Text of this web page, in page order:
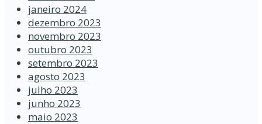
janeiro 2024
dezembro 2023
novembro 2023
outubro 2023
setembro 2023
agosto 2023
julho 2023
junho 2023
maio 2023